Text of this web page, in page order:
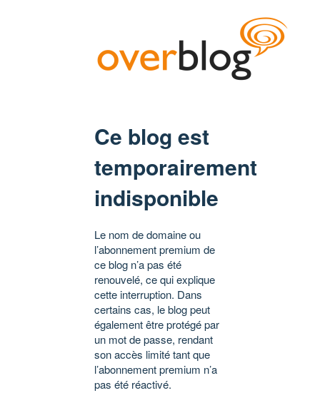
Ce blog est
temporairement
indisponible
Le nom de domaine ou
l’abonnement premium de
ce blog n’a pas été
renouvelé, ce qui explique
cette interruption. Dans
certains cas, le blog peut
également être protégé par
un mot de passe, rendant
son accès limité tant que
l’abonnement premium n’a
pas été réactivé.